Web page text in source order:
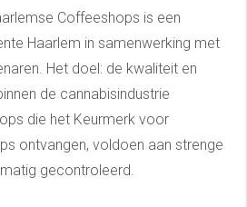
Coffeeshops is een
Haarlem in samenwerking met
Het doel: de kwaliteit en
de cannabisindustrie
die het Keurmerk voor
ontvangen, voldoen aan strenge
gecontroleerd.